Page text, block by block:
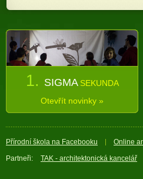
1. SIGMA SEKUNDA
Otevřít novinky »
Přírodní škola na Facebooku Online
Partneři:
TAK - architektonická kancelář